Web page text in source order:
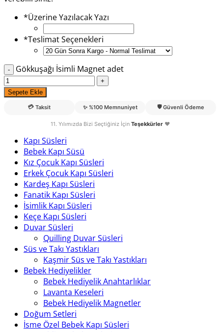
*Üzerine Yazılacak Yazı
*Teslimat Seçenekleri
Gökkuşağı İsimli Magnet adet
Sepete Ekle
💳 Taksit ✨ %100 Memnuniyet 🛡️ Güvenli Ödeme
11. Yılımızda Bizi Seçtiğiniz İçin Teşekkürler❤️
Kapı Süsleri
Bebek Kapı Süsü
Kız Çocuk Kapı Süsleri
Erkek Çocuk Kapı Süsleri
Kardeş Kapı Süsleri
Fanatik Kapı Süsleri
İsimlik Kapı Süsleri
Keçe Kapı Süsleri
Duvar Süsleri
Quilling Duvar Süsleri
Süs ve Takı Yastıkları
Kaşmir Süs ve Takı Yastıkları
Bebek Hediyelikler
Bebek Hediyelik Anahtarlıklar
Lavanta Keseleri
Bebek Hediyelik Magnetler
Doğum Setleri
İsme Özel Bebek Kapı Süsleri